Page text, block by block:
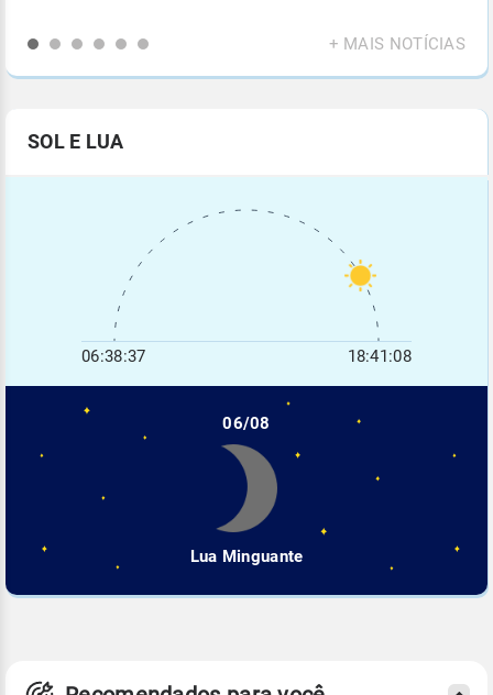
+ MAIS NOTÍCIAS
SOL E LUA
06:38:37 18:41:08
06/08
Lua Minguante